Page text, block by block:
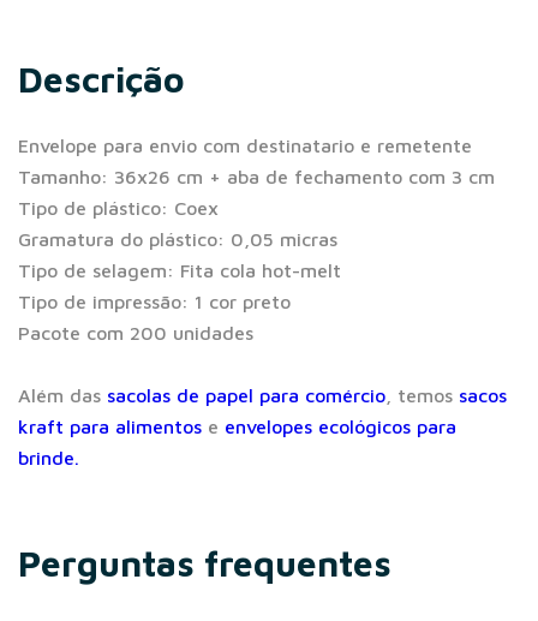
Descrição
Envelope para envio com destinatario e remetente
Tamanho: 36x26 cm + aba de fechamento com 3 cm
Tipo de plástico: Coex
Gramatura do plástico: 0,05 micras
Tipo de selagem: Fita cola hot-melt
Tipo de impressão: 1 cor preto
Pacote com 200 unidades
Além das sacolas de papel para comércio , temos sacos
kraft para alimentos e envelopes ecológicos para
brinde.
Perguntas frequentes